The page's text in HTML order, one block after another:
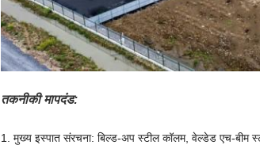
तकनीकी मापदंड:
1. मुख्य इस्पात संरचना: बिल्ड-अप स्टील कॉलम, वेल्डेड एच-बीम